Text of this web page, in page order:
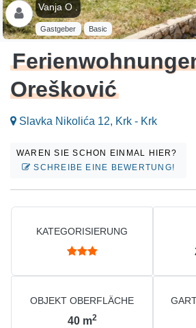
Vanja O .
Gastgeber Basic
Orešković
Slavka Nikolića 12, Krk - Krk
WAREN SIE SCHON EINMAL HIER?
SCHREIBE EINE BEWERTUNG!
KATEGORISIERUNG
OBJEKT OBERFLÄCHE
40 m2